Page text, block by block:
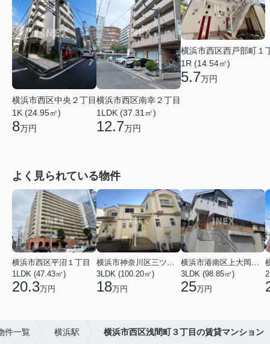
横浜市西区中央２丁目
1K (24.95㎡)
8万円
横浜市西区南幸２丁目
1LDK (37.31㎡)
12.7万円
横浜市西区西戸部町１
1R (14.54㎡)
5.7万円
よく見られている物件
横浜市西区平沼１丁目
1LDK (47.43㎡)
20.3万円
横浜市神奈川区三ツ沢上町
3LDK (100.20㎡)
18万円
横浜市港南区上大岡東２丁目
3LDK (98.85㎡)
25万円
件一覧 横浜駅 横浜市西区浅間町３丁目の賃貸マンション